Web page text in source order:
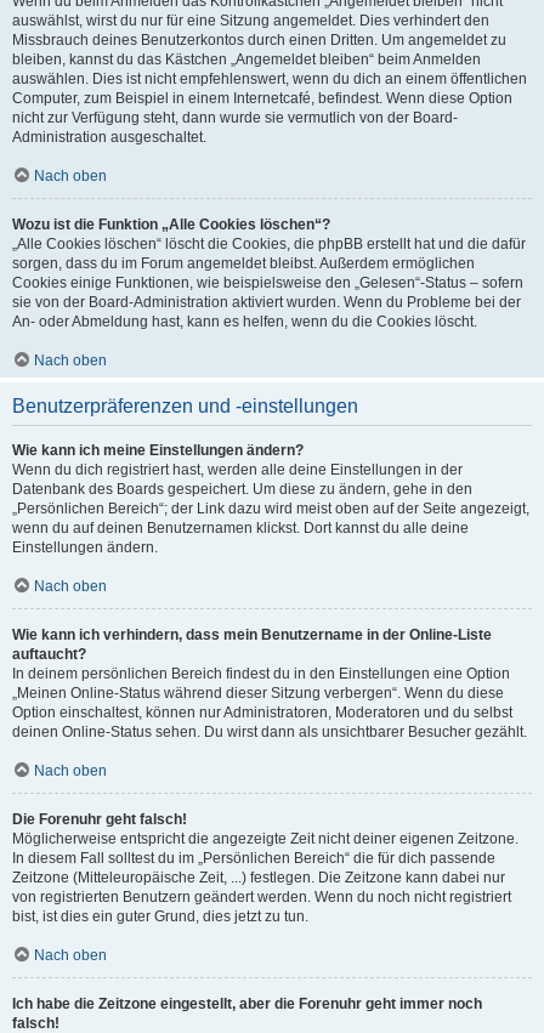
auswählst, wirst du nur für eine Sitzung angemeldet. Dies verhindert den
Missbrauch deines Benutzerkontos durch einen Dritten. Um angemeldet zu
bleiben, kannst du das Kästchen „Angemeldet bleiben“ beim Anmelden
auswählen. Dies ist nicht empfehlenswert, wenn du dich an einem öffentlichen
Computer, zum Beispiel in einem Internetcafé, befindest. Wenn diese Option
nicht zur Verfügung steht, dann wurde sie vermutlich von der Board-
Administration ausgeschaltet.
Nach oben
Wozu ist die Funktion „Alle Cookies löschen“?
„Alle Cookies löschen“ löscht die Cookies, die phpBB erstellt hat und die dafür
sorgen, dass du im Forum angemeldet bleibst. Außerdem ermöglichen
Cookies einige Funktionen, wie beispielsweise den „Gelesen“-Status – sofern
sie von der Board-Administration aktiviert wurden. Wenn du Probleme bei der
An- oder Abmeldung hast, kann es helfen, wenn du die Cookies löscht.
Nach oben
Benutzerpräferenzen und -einstellungen
Wie kann ich meine Einstellungen ändern?
Wenn du dich registriert hast, werden alle deine Einstellungen in der
Datenbank des Boards gespeichert. Um diese zu ändern, gehe in den
„Persönlichen Bereich“; der Link dazu wird meist oben auf der Seite angezeigt,
wenn du auf deinen Benutzernamen klickst. Dort kannst du alle deine
Einstellungen ändern.
Nach oben
Wie kann ich verhindern, dass mein Benutzername in der Online-Liste
auftaucht?
In deinem persönlichen Bereich findest du in den Einstellungen eine Option
„Meinen Online-Status während dieser Sitzung verbergen“. Wenn du diese
Option einschaltest, können nur Administratoren, Moderatoren und du selbst
deinen Online-Status sehen. Du wirst dann als unsichtbarer Besucher gezählt.
Nach oben
Die Forenuhr geht falsch!
Möglicherweise entspricht die angezeigte Zeit nicht deiner eigenen Zeitzone.
In diesem Fall solltest du im „Persönlichen Bereich“ die für dich passende
Zeitzone (Mitteleuropäische Zeit, ...) festlegen. Die Zeitzone kann dabei nur
von registrierten Benutzern geändert werden. Wenn du noch nicht registriert
bist, ist dies ein guter Grund, dies jetzt zu tun.
Nach oben
Ich habe die Zeitzone eingestellt, aber die Forenuhr geht immer noch
falsch!